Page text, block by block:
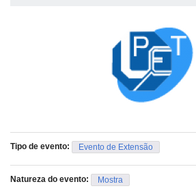
Tipo de evento: Evento de Extensão
Natureza do evento: Mostra